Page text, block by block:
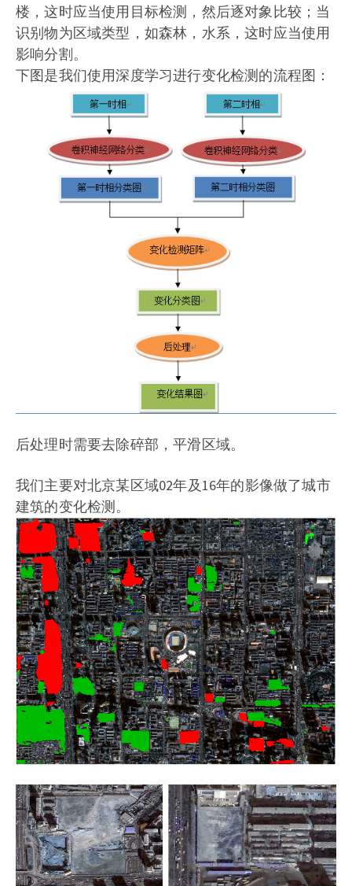
楼，这时应当使用目标检测，然后逐对象比较；当
识别物为区域类型，如森林，水系，这时应当使用
影响分割。
下图是我们使用深度学习进行变化检测的流程图：
后处理时需要去除碎部，平滑区域。
我们主要对北京某区域02年及16年的影像做了城市
建筑的变化检测。